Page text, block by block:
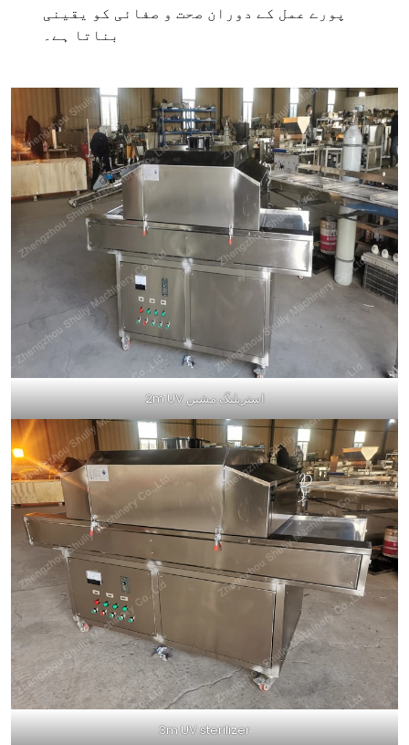
پورے عمل کے دوران صحت و صفائی کو یقینی
بناتا ہے۔
2m UV استریلنگ مشین
3m UV sterilizer